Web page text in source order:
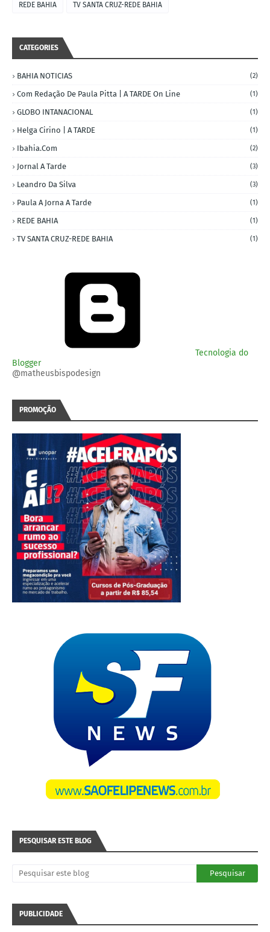
REDE BAHIA TV SANTA CRUZ-REDE BAHIA
CATEGORIES
BAHIA NOTICIAS (2)
Com Redação De Paula Pitta | A TARDE On Line (1)
GLOBO INTANACIONAL (1)
Helga Cirino | A TARDE (1)
Ibahia.com (2)
Jornal A Tarde (3)
Leandro Da Silva (3)
Paula A Jorna A Tarde (1)
REDE BAHIA (1)
TV SANTA CRUZ-REDE BAHIA (1)
Tecnologia do
Blogger
@matheusbispodesign
PROMOÇÃO
PESQUISAR ESTE BLOG
PUBLICIDADE